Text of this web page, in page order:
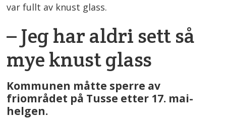
var fullt av knust glass.
– Jeg har aldri sett så
mye knust glass
Kommunen måtte sperre av
friområdet på Tusse etter 17. mai-
helgen.